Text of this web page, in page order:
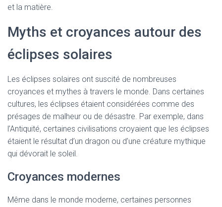
et la matière.
Myths et croyances autour des
éclipses solaires
Les éclipses solaires ont suscité de nombreuses
croyances et mythes à travers le monde. Dans certaines
cultures, les éclipses étaient considérées comme des
présages de malheur ou de désastre. Par exemple, dans
l’Antiquité, certaines civilisations croyaient que les éclipses
étaient le résultat d’un dragon ou d’une créature mythique
qui dévorait le soleil.
Croyances modernes
Même dans le monde moderne, certaines personnes